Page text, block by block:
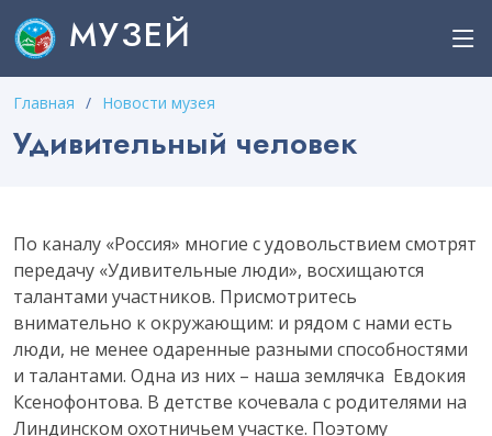
МУЗЕЙ
Главная Новости музея
Удивительный человек
По каналу «Россия» многие с удовольствием смотрят
передачу «Удивительные люди», восхищаются
талантами участников. Присмотритесь
внимательно к окружающим: и рядом с нами есть
люди, не менее одаренные разными способностями
и талантами. Одна из них – наша землячка Евдокия
Ксенофонтова. В детстве кочевала с родителями на
Линдинском охотничьем участке. Поэтому